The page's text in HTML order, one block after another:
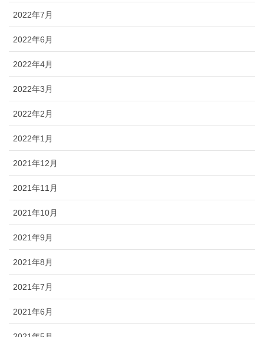
2022年7月
2022年6月
2022年4月
2022年3月
2022年2月
2022年1月
2021年12月
2021年11月
2021年10月
2021年9月
2021年8月
2021年7月
2021年6月